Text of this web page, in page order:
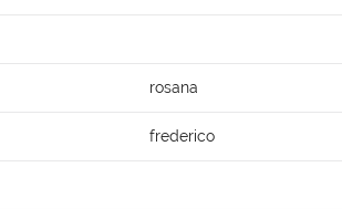
rosana
frederico